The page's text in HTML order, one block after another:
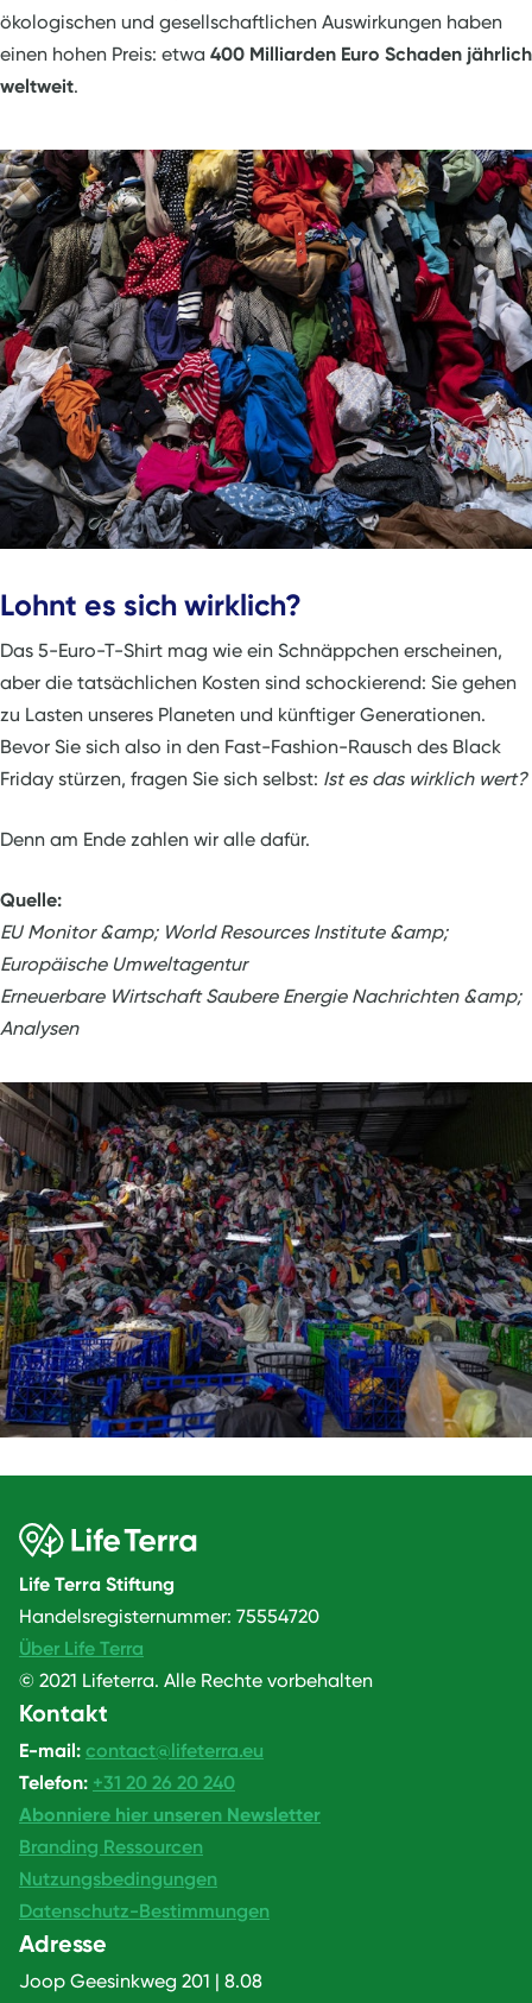
ökologischen und gesellschaftlichen Auswirkungen haben
einen hohen Preis: etwa 400 Milliarden Euro Schaden jährlich
weltweit.
Lohnt es sich wirklich?
Das 5-Euro-T-Shirt mag wie ein Schnäppchen erscheinen,
aber die tatsächlichen Kosten sind schockierend: Sie gehen
zu Lasten unseres Planeten und künftiger Generationen.
Bevor Sie sich also in den Fast-Fashion-Rausch des Black
Friday stürzen, fragen Sie sich selbst: Ist es das wirklich wert?
Denn am Ende zahlen wir alle dafür.
Quelle:
EU Monitor &amp; World Resources Institute &amp;
Europäische Umweltagentur
Erneuerbare Wirtschaft Saubere Energie Nachrichten &amp;
Analysen
Life Terra Stiftung
Handelsregisternummer: 75554720
Über Life Terra
© 2021 Lifeterra. Alle Rechte vorbehalten
Kontakt
E-mail: contact@lifeterra.eu
Telefon: +31 20 26 20 240
Abonniere hier unseren Newsletter
Branding Ressourcen
Nutzungsbedingungen
Datenschutz-Bestimmungen
Adresse
Joop Geesinkweg 201 | 8.08